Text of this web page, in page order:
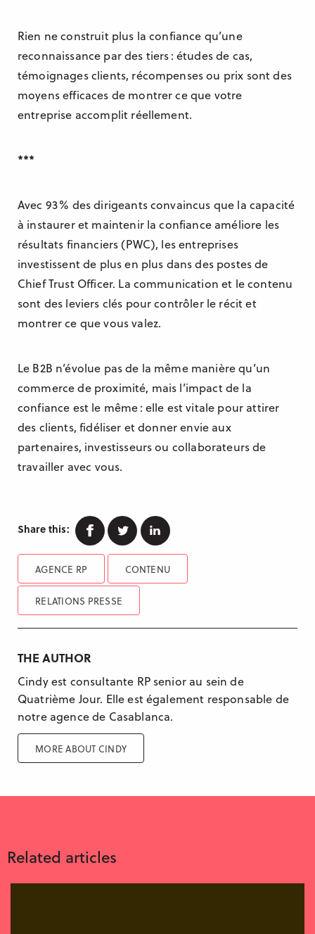
Rien ne construit plus la confiance qu’une
reconnaissance par des tiers : études de cas,
témoignages clients, récompenses ou prix sont des
moyens efficaces de montrer ce que votre
entreprise accomplit réellement.
***
Avec 93 % des dirigeants convaincus que la capacité
à instaurer et maintenir la confiance améliore les
résultats financiers (PWC), les entreprises
investissent de plus en plus dans des postes de
Chief Trust Officer. La communication et le contenu
sont des leviers clés pour contrôler le récit et
montrer ce que vous valez.
Le B2B n’évolue pas de la même manière qu’un
commerce de proximité, mais l’impact de la
confiance est le même : elle est vitale pour attirer
des clients, fidéliser et donner envie aux
partenaires, investisseurs ou collaborateurs de
travailler avec vous.
Share this: Facebook
Twitter
AGENCE RP CONTENU
RELATIONS PRESSE
THE AUTHOR
Cindy est consultante RP senior au sein de
Quatrième Jour. Elle est également responsable de
notre agence de Casablanca.
MORE ABOUT CINDY
Related articles